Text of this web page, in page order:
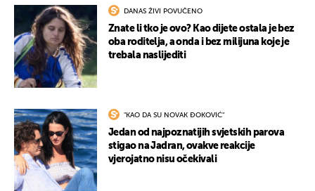
DANAS ŽIVI POVUČENO
Znate li tko je ovo? Kao dijete ostala je bez
oba roditelja, a onda i bez milijuna koje je
trebala naslijediti
"KAO DA SU NOVAK ĐOKOVIĆ"
Jedan od najpoznatijih svjetskih parova
stigao na Jadran, ovakve reakcije
vjerojatno nisu očekivali